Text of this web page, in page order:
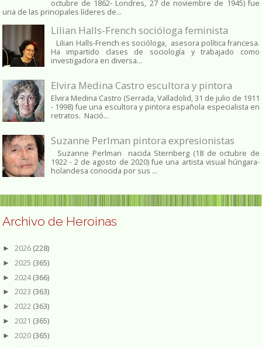
octubre de 1862​- Londres, 27 de noviembre de 1945)​ fue
una de las principales líderes de...
Lilian Halls-French socióloga feminista
Lilian Halls-French es socióloga, asesora política francesa.
Ha impartido clases de sociología y trabajado como
investigadora en diversa...
Elvira Medina Castro escultora y pintora
Elvira Medina Castro (Serrada, Valladolid, 31 de julio de 1911
- 1998) fue una escultora y pintora española especialista en
retratos. Nació...
Suzanne Perlman pintora expresionistas
Suzanne Perlman nacida Sternberg (18 de octubre de
1922 - 2 de agosto de 2020) fue una artista visual húngara-
holandesa conocida por sus ...
Archivo de Heroinas
► 2026 (228)
► 2025 (365)
► 2024(366)
► 2023 (363)
► 2022 (363)
► 2021 (365)
► 2020 (365)